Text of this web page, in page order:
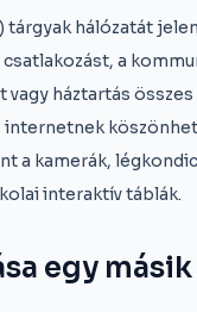
hálózatát
a
háztartás
a kamerák,
interaktív táblák.
egy